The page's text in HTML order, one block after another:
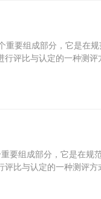
要组成部分，它是在
行评比与认定的一种测
标意识和竞争意识，对
要组成部分，它是在规
评比与认定的一种测评
标意识和竞争意识，对